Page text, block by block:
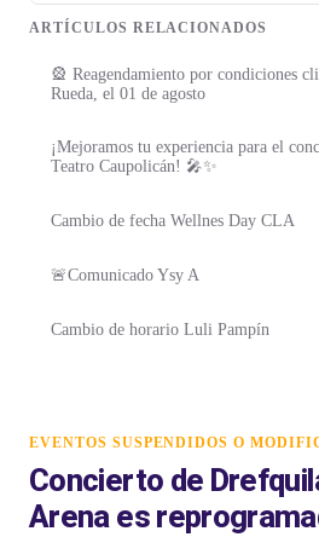
ARTÍCULOS RELACIONADOS
🎡 Reagendamiento por condiciones
Rueda, el 01 de agosto
¡Mejoramos tu experiencia para el
Teatro Caupolicán! 🎤✨
Cambio de fecha Wellnes Day CLA
🚨Comunicado Ysy A
Cambio de horario Luli Pampín
EVENTOS SUSPENDIDOS O
Concierto de
Arena es